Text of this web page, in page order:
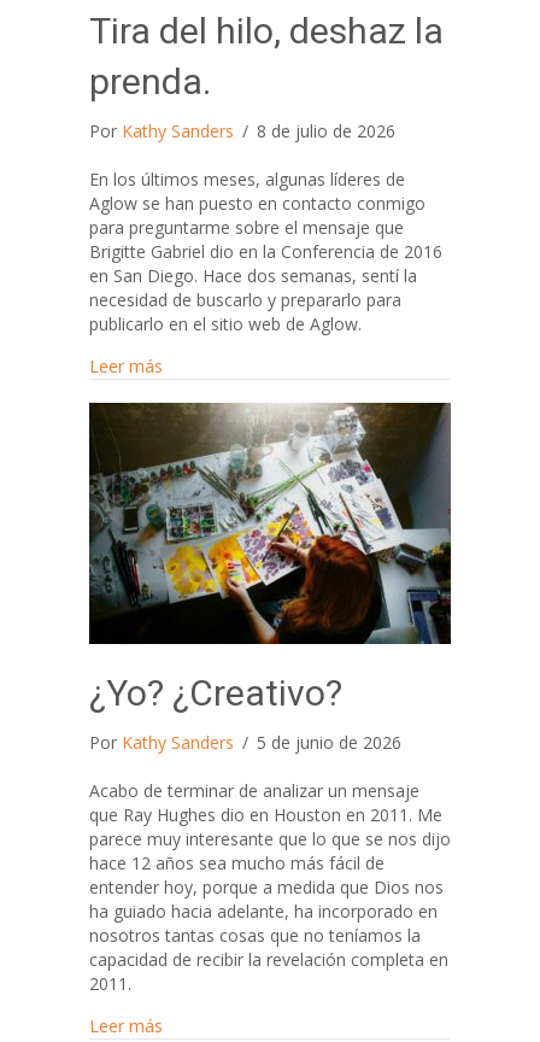
Tira del hilo, deshaz la
prenda.
Por Kathy Sanders / 8 de julio de 2026
En los últimos meses, algunas líderes de
Aglow se han puesto en contacto conmigo
para preguntarme sobre el mensaje que
Brigitte Gabriel dio en la Conferencia de 2016
en San Diego. Hace dos semanas, sentí la
necesidad de buscarlo y prepararlo para
publicarlo en el sitio web de Aglow.
Leer más
¿Yo? ¿Creativo?
Por Kathy Sanders / 5 de junio de 2026
Acabo de terminar de analizar un mensaje
que Ray Hughes dio en Houston en 2011. Me
parece muy interesante que lo que se nos dijo
hace 12 años sea mucho más fácil de
entender hoy, porque a medida que Dios nos
ha guiado hacia adelante, ha incorporado en
nosotros tantas cosas que no teníamos la
capacidad de recibir la revelación completa en
2011.
Leer más